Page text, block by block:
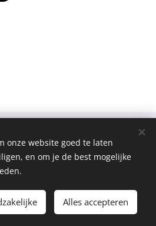
Français
onze website goed te laten
en om je de best mogelijke
Alles accepteren